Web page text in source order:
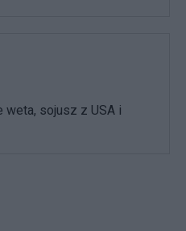
weta, sojusz z USA i